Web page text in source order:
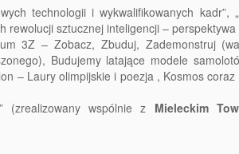
technologii i wykwa­li­fi­ko­wanych kadr”,
rewolucji sztucznej inteligencji – perspektywa
3Z – Zobacz, Zbuduj, Zademonstruj
Budujemy latające modele
– Laury olimpijskie i poezja , Kosmos
(zrealizowany wspólnie z Mieleckim